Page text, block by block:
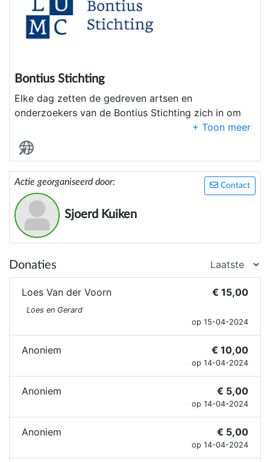
Bontius Stichting
Elke dag zetten de gedreven artsen en
onderzoekers van de Bontius Stichting zich in om
ernstige en minder ernstige ziektes dichter bij
genezing te brengen. Doneer ook aan de Bontius
Stichting en draag bij aan wetenschappelijk
onderzoek voor o.a. de ziekte van Huntington.
Contact
Actie georganiseerd door:
Sjoerd Kuiken
Donaties
Loes Van der Voorn € 15,00
Loes en Gerard
op 15-04-2024
Anoniem € 10,00
op 14-04-2024
Anoniem € 5,00
op 14-04-2024
Anoniem € 5,00
op 14-04-2024